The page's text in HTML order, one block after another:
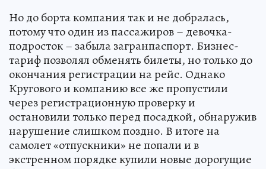
Но до борта компания так и не добралась,
потому что один из пассажиров – девочка-
подросток – забыла загранпаспорт. Бизнес-
тариф позволял обменять билеты, но только до
окончания регистрации на рейс. Однако
Кругового и компанию все же пропустили
через регистрационную проверку и
остановили только перед посадкой, обнаружив
нарушение слишком поздно. В итоге на
самолет «отпускники» не попали и в
экстренном порядке купили новые дорогущие